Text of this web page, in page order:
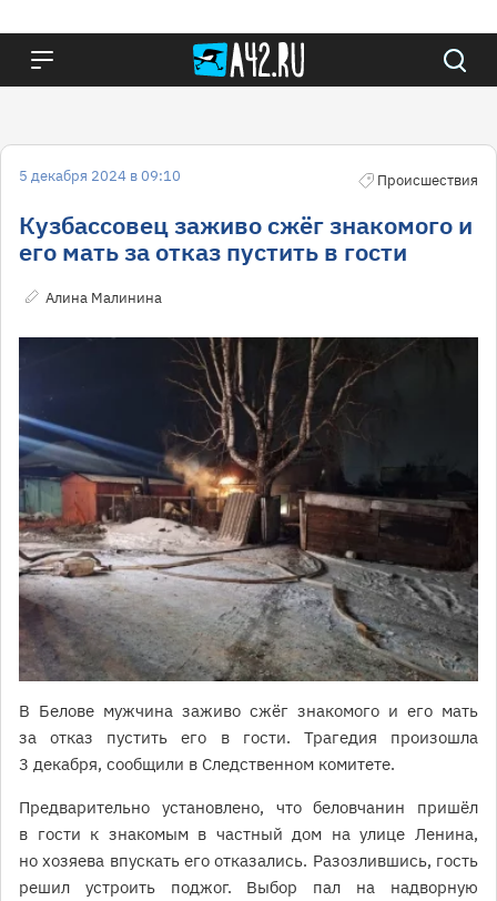
5 декабря 2024 в 09:10 Происшествия
Кузбассовец заживо сжёг знакомого и
его мать за отказ пустить в гости
Алина Малинина
В Белове мужчина заживо сжёг знакомого и его мать
за отказ пустить его в гости. Трагедия произошла
3 декабря, сообщили в Следственном комитете.
Предварительно установлено, что беловчанин пришёл
в гости к знакомым в частный дом на улице Ленина,
но хозяева впускать его отказались. Разозлившись, гость
решил устроить поджог. Выбор пал на надворную